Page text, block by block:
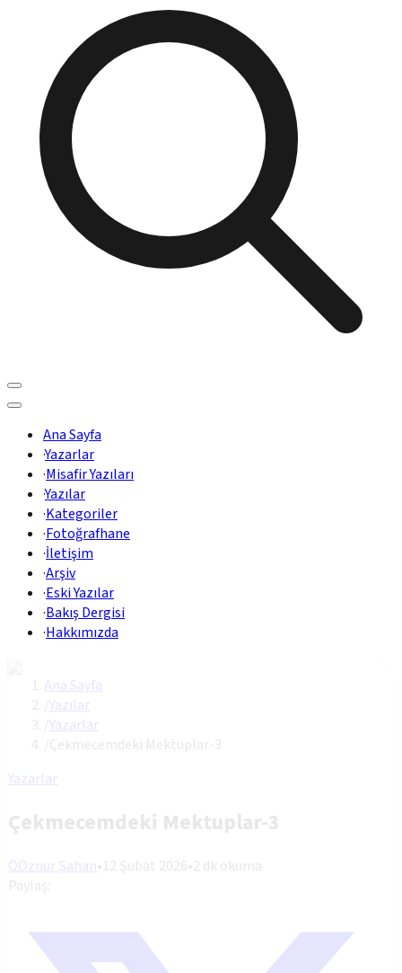
Ana Sayfa
·Yazarlar
·Misafir Yazıları
·Yazılar
·Kategoriler
·Fotoğrafhane
·İletişim
·Arşiv
·Eski Yazılar
·Bakış Dergisi
·Hakkımızda
Ana Sayfa
Yazılar
Yazarlar
Çekmecemdeki Mektuplar-3
Yazarlar
Çekmecemdeki Mektuplar-3
ÖÖznur Şahan•12 Şubat 2026•2dk okuma
Paylaş: